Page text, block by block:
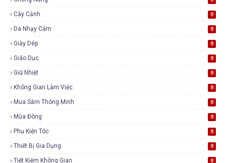
Cây Cảnh 8
Da Nhạy Cảm 8
Giày Dép 8
Giáo Dục 8
Giữ Nhiệt 8
Không Gian Làm Việc 8
Mua Sắm Thông Minh 8
Mùa Đông 8
Phụ Kiện Tóc 8
Thiết Bị Gia Dụng 8
Tiết Kiệm Không Gian 8